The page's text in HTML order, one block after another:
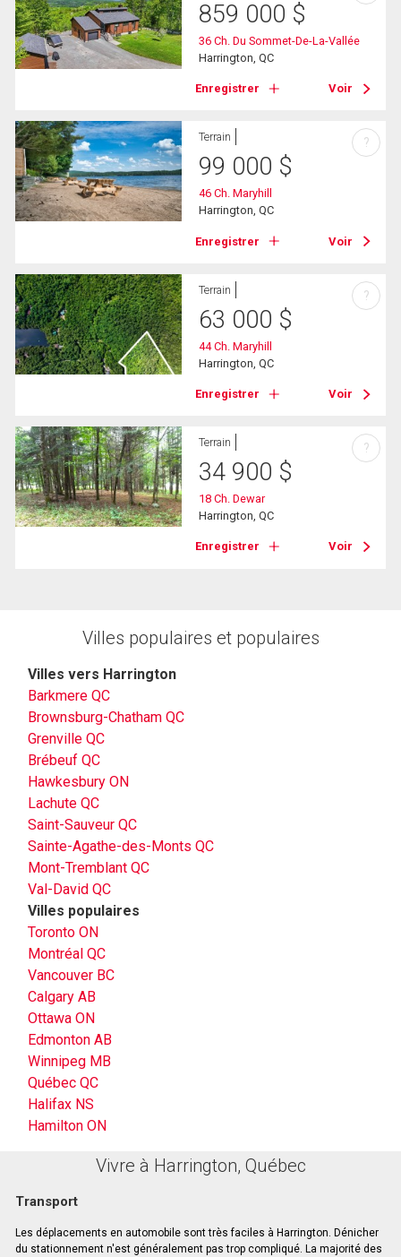
859 000 $
36 Ch. Du Sommet-De-La-Vallée
Harrington, QC
Enregistrer Voir
Terrain
99 000 $
46 Ch. Maryhill
Harrington, QC
Enregistrer Voir
?
Terrain
63 000 $
44 Ch. Maryhill
Harrington, QC
Enregistrer Voir
?
Terrain
34 900 $
18 Ch. Dewar
Harrington, QC
Enregistrer Voir
?
Villes populaires et populaires
Villes vers Harrington
Barkmere QC
Brownsburg-Chatham QC
Grenville QC
Brébeuf QC
Hawkesbury ON
Lachute QC
Saint-Sauveur QC
Sainte-Agathe-des-Monts QC
Mont-Tremblant QC
Val-David QC
Villes populaires
Toronto ON
Montréal QC
Vancouver BC
Calgary AB
Ottawa ON
Edmonton AB
Winnipeg MB
Québec QC
Halifax NS
Hamilton ON
Vivre à Harrington, Québec
Transport
Les déplacements en automobile sont très faciles à Harrington. Dénicher
du stationnement n'est généralement pas trop compliqué. La majorité des